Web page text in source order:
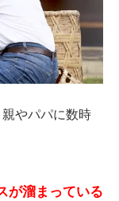
やパパに数時
が溜まっている